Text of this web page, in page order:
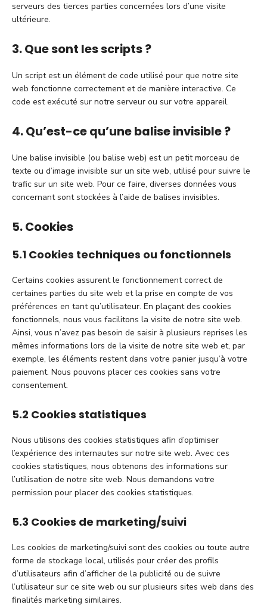
serveurs des tierces parties concernées lors d’une visite
ultérieure.
3. Que sont les scripts ?
Un script est un élément de code utilisé pour que notre site
web fonctionne correctement et de manière interactive. Ce
code est exécuté sur notre serveur ou sur votre appareil.
4. Qu’est-ce qu’une balise invisible ?
Une balise invisible (ou balise web) est un petit morceau de
texte ou d’image invisible sur un site web, utilisé pour suivre le
trafic sur un site web. Pour ce faire, diverses données vous
concernant sont stockées à l’aide de balises invisibles.
5. Cookies
5.1 Cookies techniques ou fonctionnels
Certains cookies assurent le fonctionnement correct de
certaines parties du site web et la prise en compte de vos
préférences en tant qu’utilisateur. En plaçant des cookies
fonctionnels, nous vous facilitons la visite de notre site web.
Ainsi, vous n’avez pas besoin de saisir à plusieurs reprises les
mêmes informations lors de la visite de notre site web et, par
exemple, les éléments restent dans votre panier jusqu’à votre
paiement. Nous pouvons placer ces cookies sans votre
consentement.
5.2 Cookies statistiques
Nous utilisons des cookies statistiques afin d’optimiser
l’expérience des internautes sur notre site web. Avec ces
cookies statistiques, nous obtenons des informations sur
l’utilisation de notre site web. Nous demandons votre
permission pour placer des cookies statistiques.
5.3 Cookies de marketing/suivi
Les cookies de marketing/suivi sont des cookies ou toute autre
forme de stockage local, utilisés pour créer des profils
d’utilisateurs afin d’afficher de la publicité ou de suivre
l’utilisateur sur ce site web ou sur plusieurs sites web dans des
finalités marketing similaires.